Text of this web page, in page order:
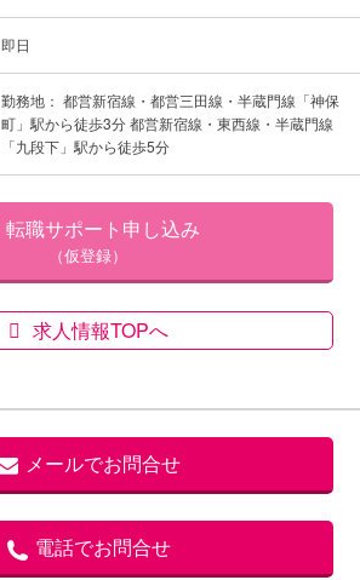
即日
勤務地： 都営新宿線・都営三田線・半蔵門線「神保
町」駅から徒歩3分 都営新宿線・東西線・半蔵門線
「九段下」駅から徒歩5分
転職サポート申し込み
（仮登録）
求人情報TOPへ
メールでお問合せ
電話でお問合せ